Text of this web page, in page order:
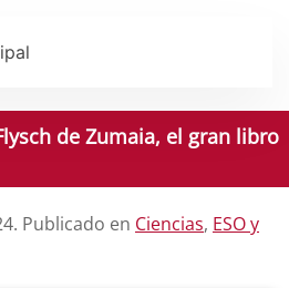
de Zumaia, el gran libro
. Publicado en Ciencias, ESO y